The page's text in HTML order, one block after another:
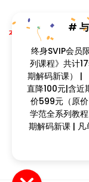
❅
本站支持课程资源互换
#
终身SVIP会员
列课程》共计
期解码新课） |
直降100元|含
包价599元（
思学范全系列
近期解码新课 |